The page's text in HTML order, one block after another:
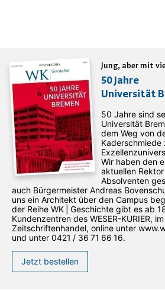
Jung, aber mit
50 Jahre
Universität
50 Jahre sind
Universität
dem Weg von
Kaderschmiede
Wir haben den
aktuellen
Absolventen
auch Bürgermeister Andreas
uns ein Architekt über den Campus
der Reihe WK | Geschichte gibt es ab
Kundenzentren des WESER-­KURIER,
Zeitschriftenhandel, online unter
und unter 0421 / 36 71 66 16.
Jetzt bestellen